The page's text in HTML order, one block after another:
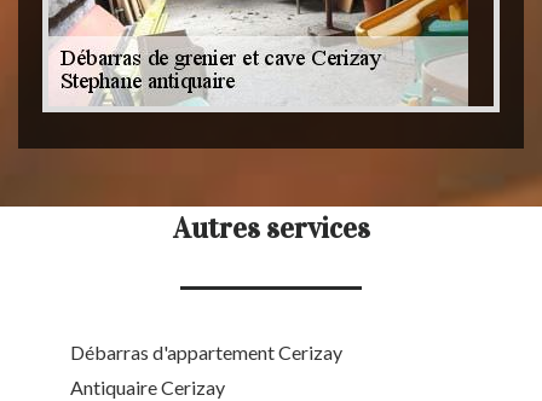
Autres services
Débarras d'appartement Cerizay
Antiquaire Cerizay